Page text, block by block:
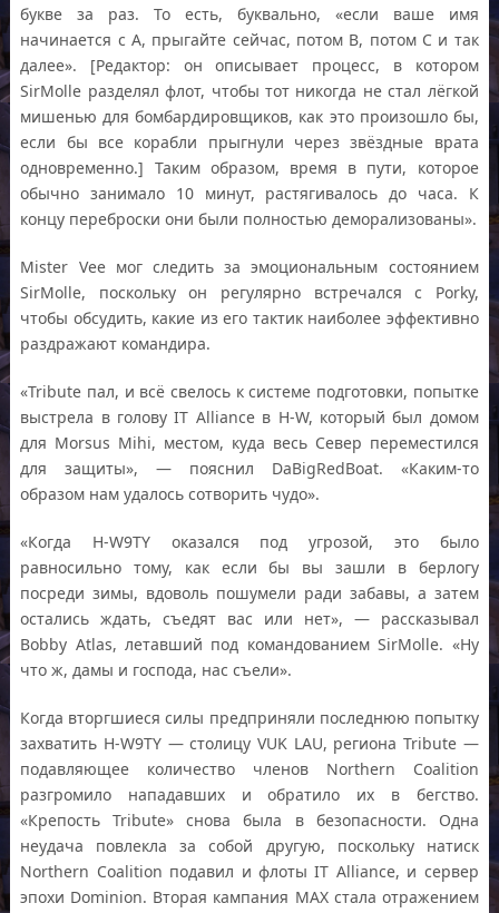
букве за раз. То есть, буквально, «если ваше имя
начинается с A, прыгайте сейчас, потом B, потом C и так
далее». [Редактор: он описывает процесс, в котором
SirMolle разделял флот, чтобы тот никогда не стал лёгкой
мишенью для бомбардировщиков, как это произошло бы,
если бы все корабли прыгнули через звёздные врата
одновременно.] Таким образом, время в пути, которое
обычно занимало 10 минут, растягивалось до часа. К
концу переброски они были полностью деморализованы».
Mister Vee мог следить за эмоциональным состоянием
SirMolle, поскольку он регулярно встречался с Porky,
чтобы обсудить, какие из его тактик наиболее эффективно
раздражают командира.
«Tribute пал, и всё свелось к системе подготовки, попытке
выстрела в голову IT Alliance в H-W, который был домом
для Morsus Mihi, местом, куда весь Север переместился
для защиты», — пояснил DaBigRedBoat. «Каким-то
образом нам удалось сотворить чудо».
«Когда H-W9TY оказался под угрозой, это было
равносильно тому, как если бы вы зашли в берлогу
посреди зимы, вдоволь пошумели ради забавы, а затем
остались ждать, съедят вас или нет», — рассказывал
Bobby Atlas, летавший под командованием SirMolle. «Ну
что ж, дамы и господа, нас съели».
Когда вторгшиеся силы предприняли последнюю попытку
захватить H-W9TY — столицу VUK LAU, региона Tribute —
подавляющее количество членов Northern Coalition
разгромило нападавших и обратило их в бегство.
«Крепость Tribute» снова была в безопасности. Одна
неудача повлекла за собой другую, поскольку натиск
Northern Coalition подавил и флоты IT Alliance, и сервер
эпохи Dominion. Вторая кампания MAX стала отражением